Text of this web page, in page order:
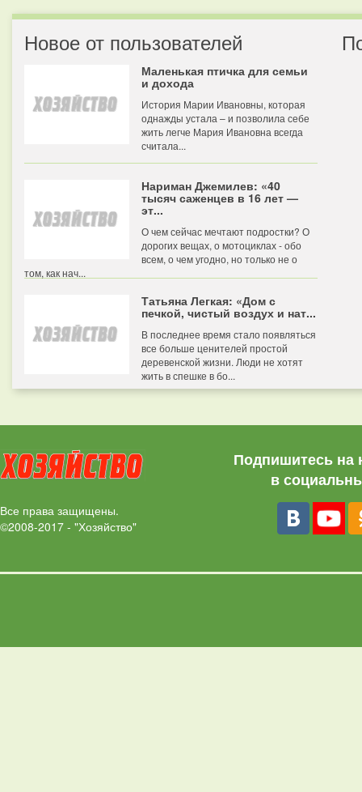
Новое от пользователей
Маленькая птичка для семьи
и дохода
История Марии Ивановны, которая
однажды устала – и позволила себе
жить легче Мария Ивановна всегда
считала...
Нариман Джемилев: «40
тысяч саженцев в 16 лет —
эт...
О чем сейчас мечтают подростки? О
дорогих вещах, о мотоциклах - обо
всем, о чем угодно, но только не о
том, как нач...
Татьяна Легкая: «Дом с
печкой, чистый воздух и нат...
В последнее время стало появляться
все больше ценителей простой
деревенской жизни. Люди не хотят
жить в спешке в бо...
Все права защищены.
©2008-2017 - "Хозяйство"
Подпишитесь на
в